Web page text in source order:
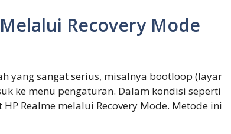
Recovery Mode
yang sangat serius, misalnya bootloop (layar
ke menu pengaturan. Dalam kondisi seperti
Realme melalui Recovery Mode. Metode ini